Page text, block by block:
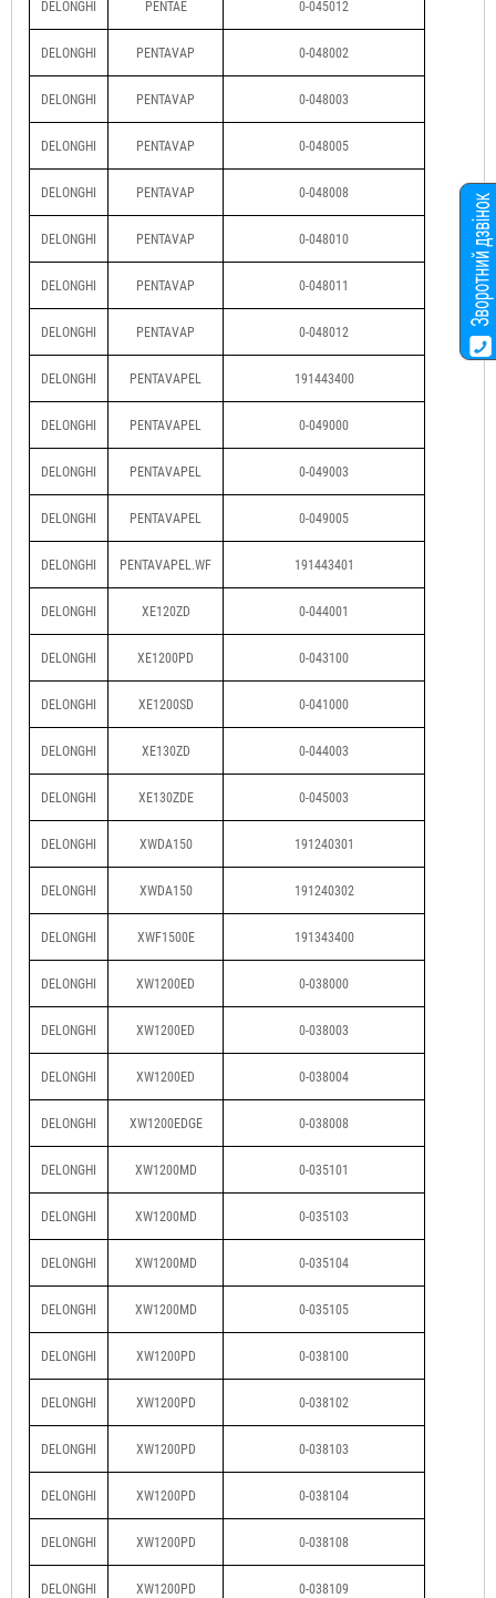
DELONGHI PENTAE 0-045012
DELONGHI PENTAVAP 0-048002
DELONGHI PENTAVAP 0-048003
DELONGHI PENTAVAP 0-048005
DELONGHI PENTAVAP 0-048008
DELONGHI PENTAVAP 0-048010
DELONGHI PENTAVAP 0-048011
DELONGHI PENTAVAP 0-048012
DELONGHI PENTAVAPEL 191443400
DELONGHI PENTAVAPEL 0-049000
DELONGHI PENTAVAPEL 0-049003
DELONGHI PENTAVAPEL 0-049005
DELONGHI PENTAVAPEL.WF 191443401
DELONGHI XE120ZD 0-044001
DELONGHI XE1200PD 0-043100
DELONGHI XE1200SD 0-041000
DELONGHI XE130ZD 0-044003
DELONGHI XE130ZDE 0-045003
DELONGHI XWDA150 191240301
DELONGHI XWDA150 191240302
DELONGHI XWF1500E 191343400
DELONGHI XW1200ED 0-038000
DELONGHI XW1200ED 0-038003
DELONGHI XW1200ED 0-038004
DELONGHI XW1200EDGE 0-038008
DELONGHI XW1200MD 0-035101
DELONGHI XW1200MD 0-035103
DELONGHI XW1200MD 0-035104
DELONGHI XW1200MD 0-035105
DELONGHI XW1200PD 0-038100
DELONGHI XW1200PD 0-038102
DELONGHI XW1200PD 0-038103
DELONGHI XW1200PD 0-038104
DELONGHI XW1200PD 0-038108
DELONGHI XW1200PD 0-038109